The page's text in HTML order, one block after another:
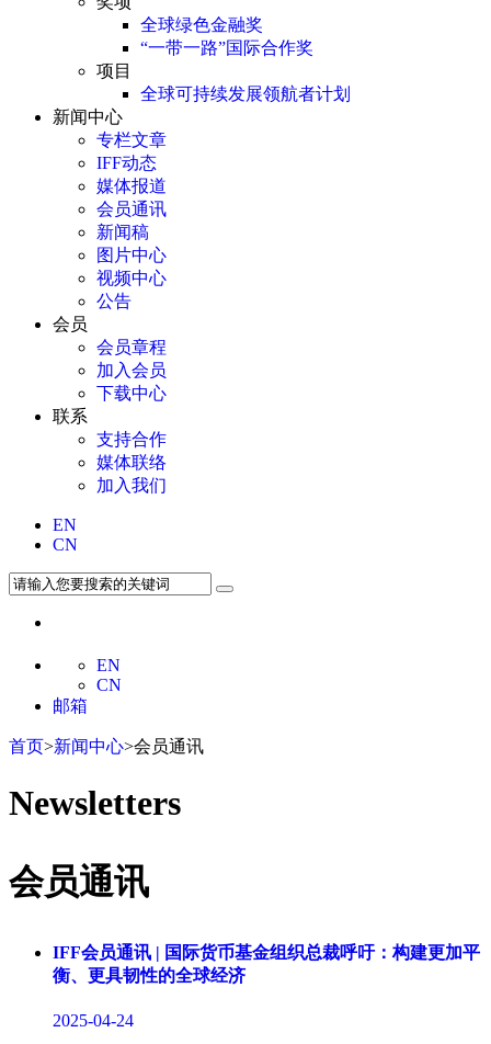
全球绿色金融奖
“一带一路”国际合作奖
项目
全球可持续发展领航者计划
新闻中心
专栏文章
IFF动态
媒体报道
会员通讯
新闻稿
图片中心
视频中心
公告
会员
会员章程
加入会员
下载中心
联系
支持合作
媒体联络
加入我们
EN
CN
EN
CN
邮箱
首页>新闻中心>会员通讯
Newsletters
会员通讯
IFF会员通讯 | 国际货币基金组织总裁呼吁：构建更加平
衡、更具韧性的全球经济
2025-04-24